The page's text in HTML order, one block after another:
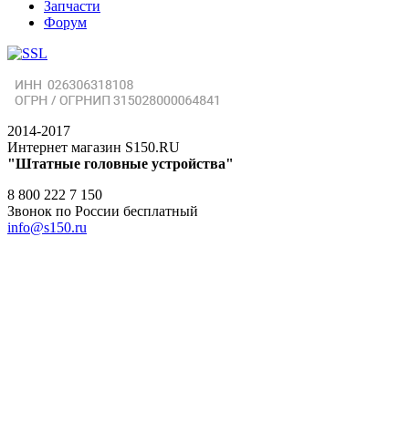
Запчасти
Форум
2014-2017
Интернет магазин S150.RU
"Штатные головные устройства"
8 800 222 7 150
Звонок по России бесплатный
info@s150.ru